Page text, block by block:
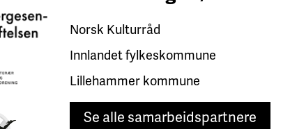
Norsk Kulturråd
Innlandet fylkeskommune
Lillehammer kommune
Se alle samarbeidspartnere